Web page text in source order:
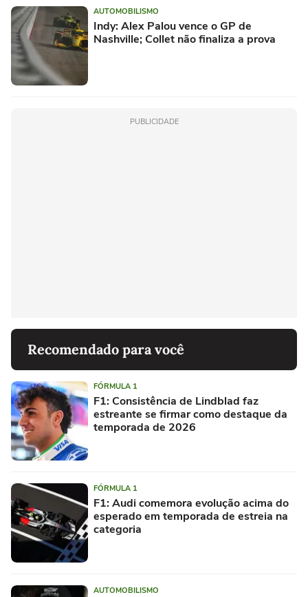
AUTOMOBILISMO
Indy: Alex Palou vence o GP de
Nashville; Collet não finaliza a prova
PUBLICIDADE
Recomendado para você
FÓRMULA 1
F1: Consistência de Lindblad faz
estreante se firmar como destaque da
temporada de 2026
FÓRMULA 1
F1: Audi comemora evolução acima do
esperado em temporada de estreia na
categoria
AUTOMOBILISMO